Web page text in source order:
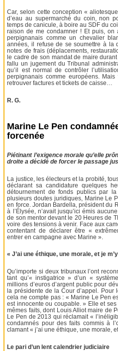
Car, selon cette conception «
d’eau au supermarché du coin, non
temps de canicule, à boire au SDF du
raison de me condamner ! Et puis,
perpignanais comme un chevalier
années, il refuse de se soumettre à la
notes de frais (déplacements,
le cadre de son mandat de maire
fallu un jugement du Tribunal
qu’il est normal de contrôler
perpignanais comme européens.
retrouver factures et tickets de caisse…
R. G.
Marine Le Pen
forcenée
Piétinant l’exigence morale qu’elle
droite a décidé de forcer le passage
La justice, les électeurs et la probité,
déclarant sa candidature quelques
détournement de fonds publics par
plusieurs doutes juridiques, Marine Le
en force. Jordan Bardella, président du
à l’Élysée, n’avait jusqu’ici émis
de son mentor devant le 20 Heures de
voire des tensions à venir. Face aux
contentant de déclarer être «
entrer en campagne avec Marine ».
« J’ai une éthique, une morale, et je
Qu’importe si deux tribunaux l’ont
tant qu’« instigatrice » d’un «
millions d’euros d’argent public pour
la présidente de la Cour d’appel.
cela ne compte pas : « Marine Le Pen
est innocente ou coupable. » Elle et
mêmes faits, dont Louis Alliot maire de
Le Pen de 2013 qui réclamait «
condamnés pour des faits commis à
clamant « j’ai une éthique, une morale,
Le pari d’un lent calendrier judiciaire